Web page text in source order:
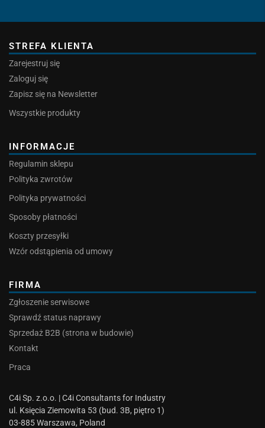
STREFA KLIENTA
Zarejestruj się
Zaloguj się
Zapisz się na Newsletter
Wszystkie produkty
INFORMACJE
Regulamin sklepu
Polityka zwrotów
Polityka prywatności
Sposoby płatności
Koszty przesyłki
Wzór odstąpienia od umowy
FIRMA
Zgłoszenie serwisowe
Sprawdź status naprawy
Sprzedaż B2B (strona w budowie)
Kontakt
Praca
C4i Sp. z.o.o. | C4i Consultants for Industry
ul. Księcia Ziemowita 53 (bud. 3B, piętro 1)
03-885 Warszawa, Poland